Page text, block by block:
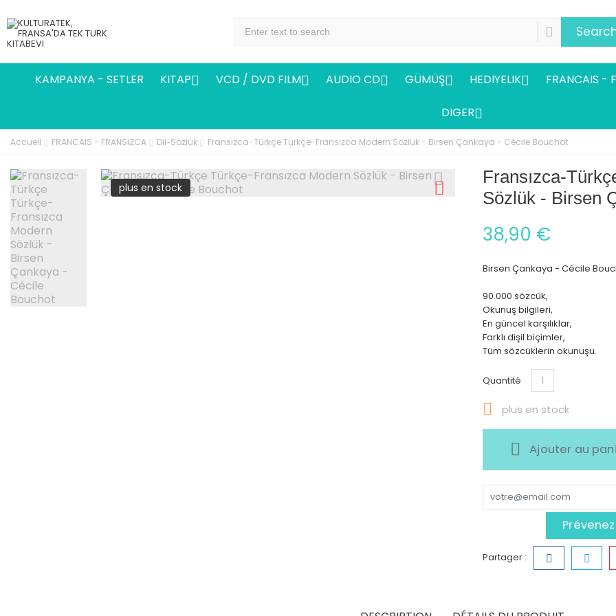
KAMPANYA - SETLER KITAP VCD / DVD FILM AUDIO CD GÜMÜŞ HEDIYELIK FRANCAIS -
DIGER
Accueil FRANCAIS - FRANSIZCA Dil~Sözlük Fransızca-Türkçe Türkçe-Fransızca Modern Sözlük - Birsen Çankaya - Cécile Bouchot
plus en stock
Fransızca-
Sözlük - Birsen
38,90 €
Birsen Çankaya - Cécile
90.000 sözcük,
Okunuş bilgileri,
En güncel karşılıklar,
Farklı dişil biçimler,
Tüm sözcüklerin okunuşu.
Quantité
 plus en stock
Ajouter au
Partager :